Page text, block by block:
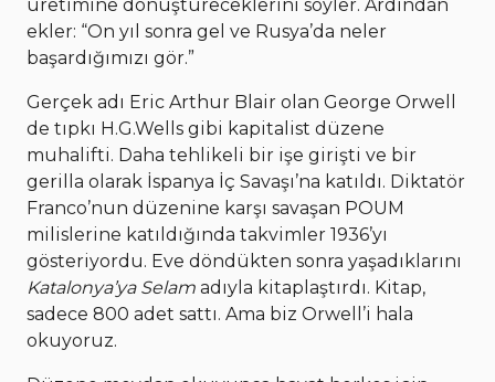
üretimine dönüştüreceklerini söyler. Ardından
ekler: “On yıl sonra gel ve Rusya’da neler
başardığımızı gör.”
Gerçek adı Eric Arthur Blair olan George Orwell
de tıpkı H.G.Wells gibi kapitalist düzene
muhalifti. Daha tehlikeli bir işe girişti ve bir
gerilla olarak İspanya İç Savaşı’na katıldı. Diktatör
Franco’nun düzenine karşı savaşan POUM
milislerine katıldığında takvimler 1936’yı
gösteriyordu. Eve döndükten sonra yaşadıklarını
Katalonya’ya Selam adıyla kitaplaştırdı. Kitap,
sadece 800 adet sattı. Ama biz Orwell’i hala
okuyoruz.